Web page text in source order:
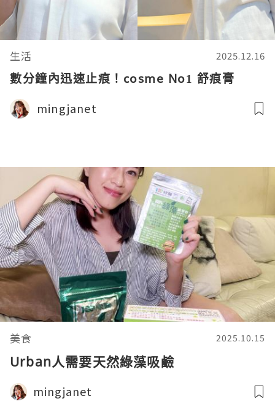
生活 2025.12.16
數分鐘內迅速止痕！cosme No1 舒痕膏
mingjanet
美食 2025.10.15
Urban人需要天然綠藻吸鹼
mingjanet